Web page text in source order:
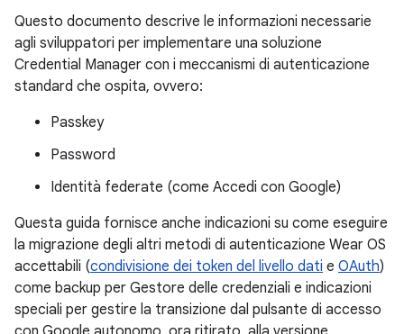
Questo documento descrive le informazioni necessarie
agli sviluppatori per implementare una soluzione
Credential Manager con i meccanismi di autenticazione
standard che ospita, ovvero:
Passkey
Password
Identità federate (come Accedi con Google)
Questa guida fornisce anche indicazioni su come eseguire
la migrazione degli altri metodi di autenticazione Wear OS
accettabili (condivisione dei token del livello dati e OAuth)
come backup per Gestore delle credenziali e indicazioni
speciali per gestire la transizione dal pulsante di accesso